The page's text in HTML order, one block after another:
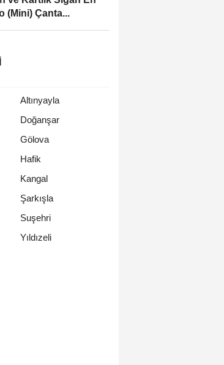
(Mini) Çanta...
Altınyayla
Doğanşar
Gölova
Hafik
Kangal
Şarkışla
Suşehri
Yıldızeli